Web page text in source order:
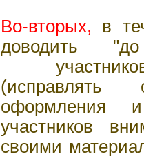
Во-вторых, в
доводить
(исправлять
оформления
участников
своими